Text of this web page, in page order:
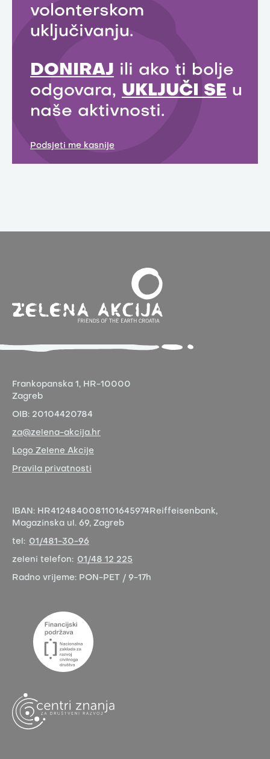
volonterskom
uključivanju.
DONIRAJ ili ako ti bolje
odgovara, UKLJUČI SE u
naše aktivnosti.
Podsjeti me kasnije
Frankopanska 1, HR-10000
Zagreb
OIB: 20104420784
za@zelena-akcija.hr
Logo Zelene Akcije
Pravila privatnosti
IBAN: HR4124840081101645974 Reiffeisenbank,
Magazinska ul. 69, Zagreb
tel: 01/481-30-96
zeleni telefon: 01/48 12 225
Radno vrijeme: PON-PET / 9-17h